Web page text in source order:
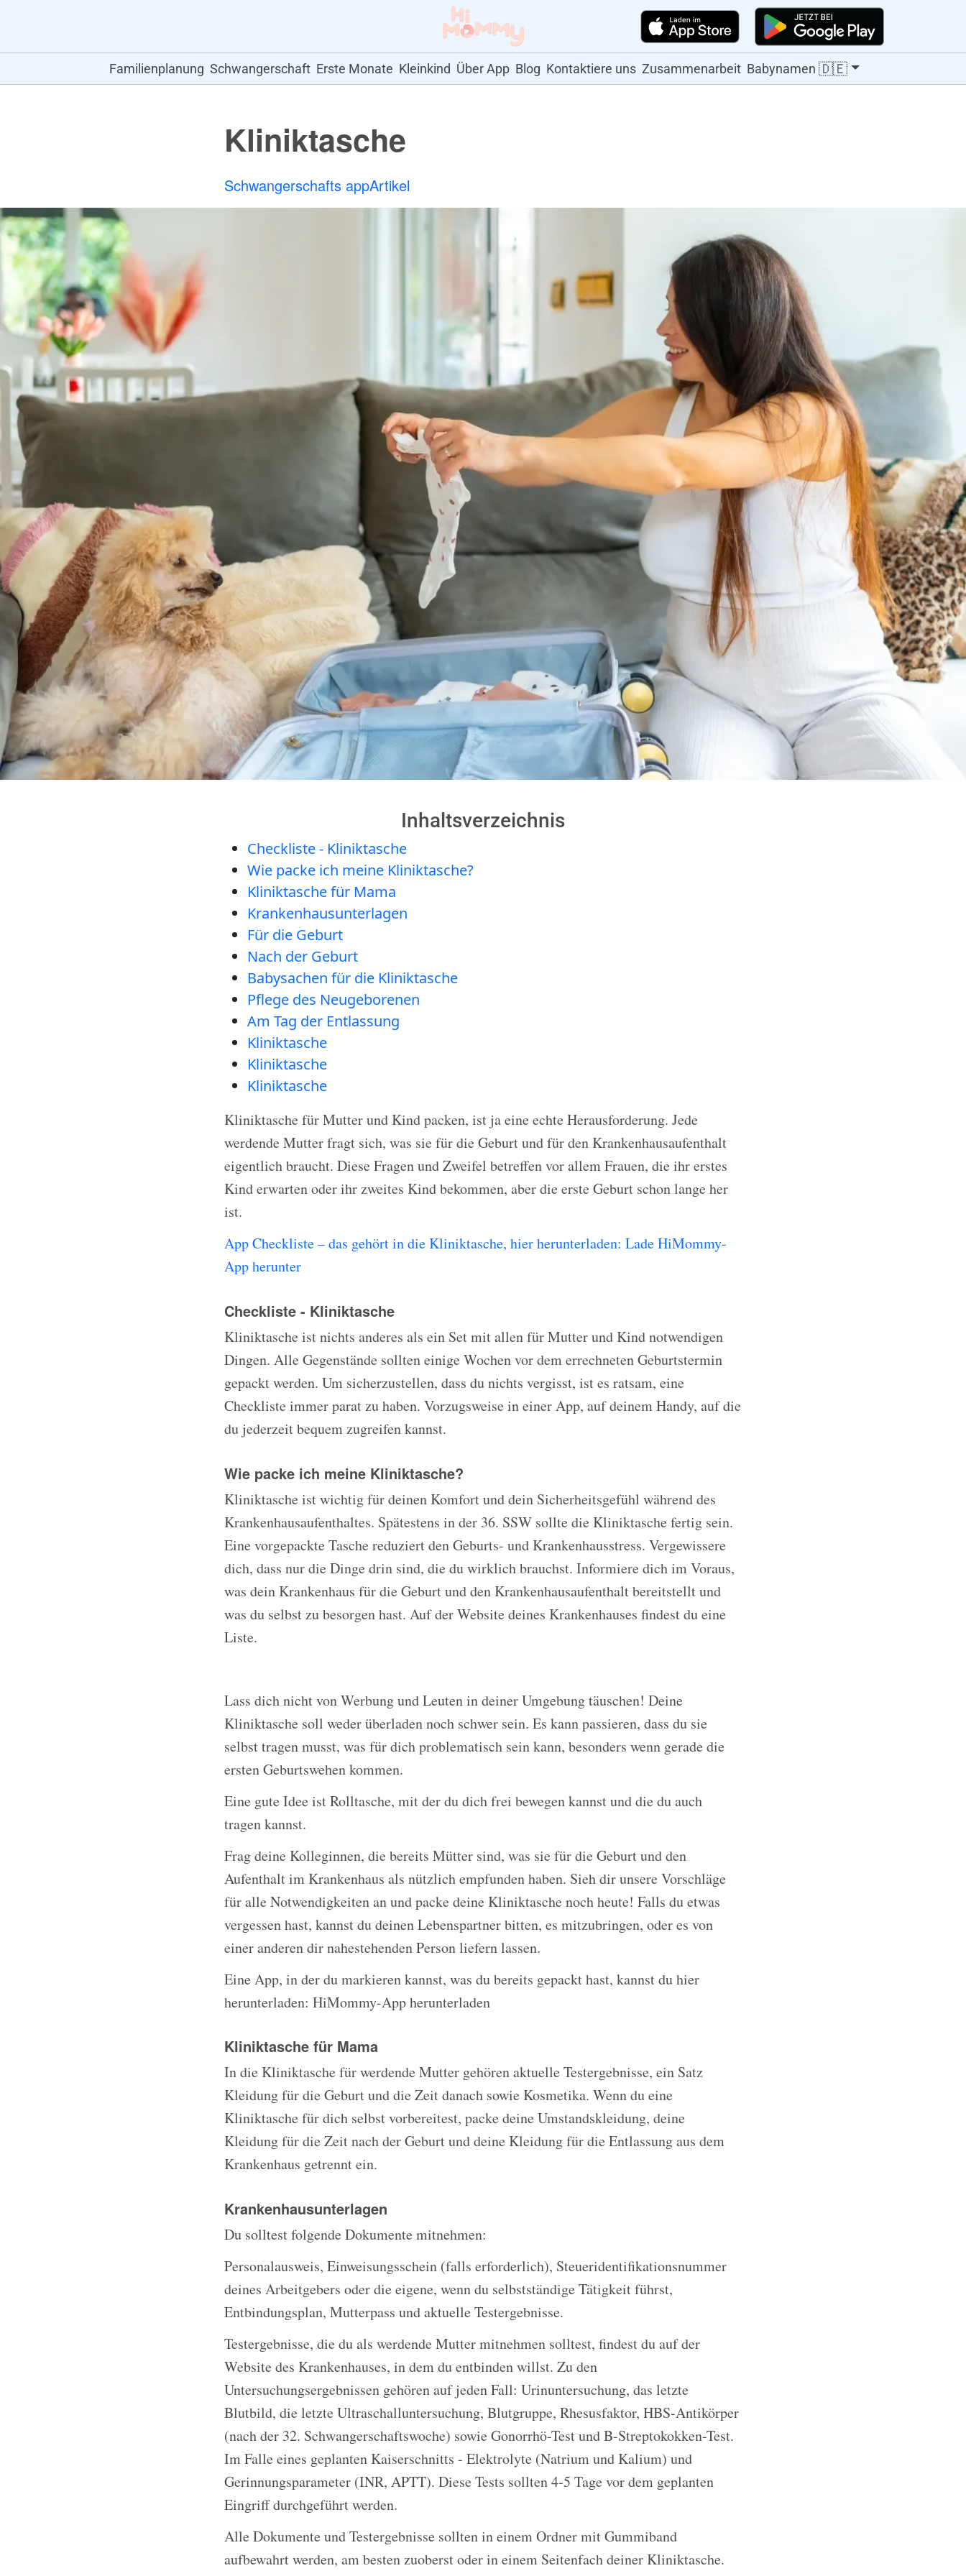
Familienplanung Schwangerschaft Erste Monate Kleinkind Über App Blog Kontaktiere uns Zusammenarbeit Babynamen 🇩🇪
Kliniktasche
Schwangerschafts appArtikel
Inhaltsverzeichnis
Checkliste - Kliniktasche
Wie packe ich meine Kliniktasche?
Kliniktasche für Mama
Krankenhausunterlagen
Für die Geburt
Nach der Geburt
Babysachen für die Kliniktasche
Pflege des Neugeborenen
Am Tag der Entlassung
Kliniktasche
Kliniktasche
Kliniktasche
Kliniktasche für Mutter und Kind packen, ist ja eine echte Herausforderung. Jede
werdende Mutter fragt sich, was sie für die Geburt und für den Krankenhausaufenthalt
eigentlich braucht. Diese Fragen und Zweifel betreffen vor allem Frauen, die ihr erstes
Kind erwarten oder ihr zweites Kind bekommen, aber die erste Geburt schon lange her
ist.
App Checkliste – das gehört in die Kliniktasche, hier herunterladen: Lade HiMommy-
App herunter
Checkliste - Kliniktasche
Kliniktasche ist nichts anderes als ein Set mit allen für Mutter und Kind notwendigen
Dingen. Alle Gegenstände sollten einige Wochen vor dem errechneten Geburtstermin
gepackt werden. Um sicherzustellen, dass du nichts vergisst, ist es ratsam, eine
Checkliste immer parat zu haben. Vorzugsweise in einer App, auf deinem Handy, auf die
du jederzeit bequem zugreifen kannst.
Wie packe ich meine Kliniktasche?
Kliniktasche ist wichtig für deinen Komfort und dein Sicherheitsgefühl während des
Krankenhausaufenthaltes. Spätestens in der 36. SSW sollte die Kliniktasche fertig sein.
Eine vorgepackte Tasche reduziert den Geburts- und Krankenhausstress. Vergewissere
dich, dass nur die Dinge drin sind, die du wirklich brauchst. Informiere dich im Voraus,
was dein Krankenhaus für die Geburt und den Krankenhausaufenthalt bereitstellt und
was du selbst zu besorgen hast. Auf der Website deines Krankenhauses findest du eine
Liste.
Lass dich nicht von Werbung und Leuten in deiner Umgebung täuschen! Deine
Kliniktasche soll weder überladen noch schwer sein. Es kann passieren, dass du sie
selbst tragen musst, was für dich problematisch sein kann, besonders wenn gerade die
ersten Geburtswehen kommen.
Eine gute Idee ist Rolltasche, mit der du dich frei bewegen kannst und die du auch
tragen kannst.
Frag deine Kolleginnen, die bereits Mütter sind, was sie für die Geburt und den
Aufenthalt im Krankenhaus als nützlich empfunden haben. Sieh dir unsere Vorschläge
für alle Notwendigkeiten an und packe deine Kliniktasche noch heute! Falls du etwas
vergessen hast, kannst du deinen Lebenspartner bitten, es mitzubringen, oder es von
einer anderen dir nahestehenden Person liefern lassen.
Eine App, in der du markieren kannst, was du bereits gepackt hast, kannst du hier
herunterladen: HiMommy-App herunterladen
Kliniktasche für Mama
In die Kliniktasche für werdende Mutter gehören aktuelle Testergebnisse, ein Satz
Kleidung für die Geburt und die Zeit danach sowie Kosmetika. Wenn du eine
Kliniktasche für dich selbst vorbereitest, packe deine Umstandskleidung, deine
Kleidung für die Zeit nach der Geburt und deine Kleidung für die Entlassung aus dem
Krankenhaus getrennt ein.
Krankenhausunterlagen
Du solltest folgende Dokumente mitnehmen:
Personalausweis, Einweisungsschein (falls erforderlich), Steueridentifikationsnummer
deines Arbeitgebers oder die eigene, wenn du selbstständige Tätigkeit führst,
Entbindungsplan, Mutterpass und aktuelle Testergebnisse.
Testergebnisse, die du als werdende Mutter mitnehmen solltest, findest du auf der
Website des Krankenhauses, in dem du entbinden willst. Zu den
Untersuchungsergebnissen gehören auf jeden Fall: Urinuntersuchung, das letzte
Blutbild, die letzte Ultraschalluntersuchung, Blutgruppe, Rhesusfaktor, HBS-Antikörper
(nach der 32. Schwangerschaftswoche) sowie Gonorrhö-Test und B-Streptokokken-Test.
Im Falle eines geplanten Kaiserschnitts - Elektrolyte (Natrium und Kalium) und
Gerinnungsparameter (INR, APTT). Diese Tests sollten 4-5 Tage vor dem geplanten
Eingriff durchgeführt werden.
Alle Dokumente und Testergebnisse sollten in einem Ordner mit Gummiband
aufbewahrt werden, am besten zuoberst oder in einem Seitenfach deiner Kliniktasche.